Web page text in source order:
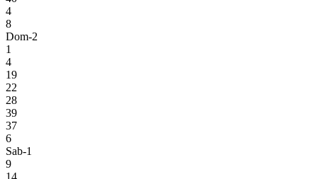
4
8
Dom-2
1
4
19
22
28
39
37
6
Sab-1
9
14